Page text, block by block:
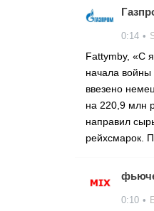
0:14 •
Fattymby, «С
начала
ввезено
на 220,9 млн
направил
рейхсмарок.
0:10 •